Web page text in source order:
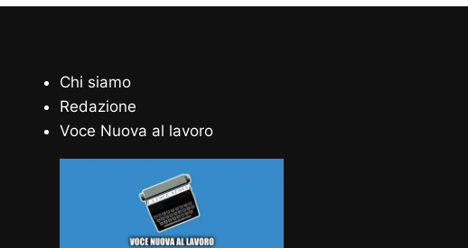
Chi siamo
Redazione
Voce Nuova al lavoro